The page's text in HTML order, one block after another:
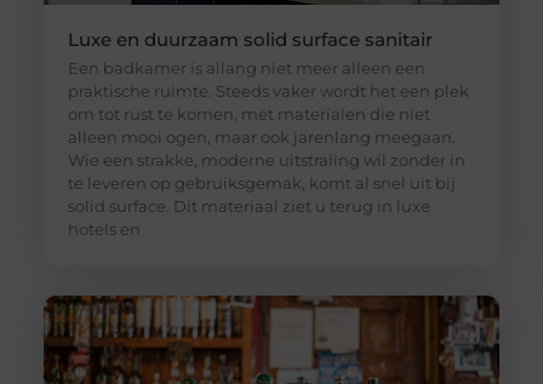
Luxe en duurzaam solid surface sanitair
Een badkamer is allang niet meer alleen een
praktische ruimte. Steeds vaker wordt het een plek
om tot rust te komen, met materialen die niet
alleen mooi ogen, maar ook jarenlang meegaan.
Wie een strakke, moderne uitstraling wil zonder in
te leveren op gebruiksgemak, komt al snel uit bij
solid surface. Dit materiaal ziet u terug in luxe
hotels en